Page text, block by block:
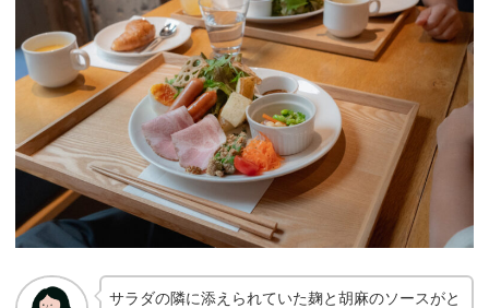
サラダの隣に添えられていた麹と胡麻のソースがと